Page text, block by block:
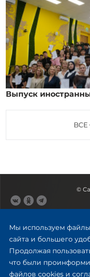
Выпуск
Мы используем
сайта и большего
Продолжая
что были
файлов cookies и
©
Ул.